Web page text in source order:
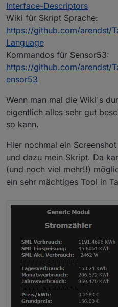
Interface-Descriptors
Wiki für Skript Sprache:
https://github.com/arendst/
Language
Kommandos für Sensor53:
https://github.com/arendst/
ensor53
Wenn man mal die Wiki's
eigentlich alles sehr gut
so kann.
Hier nochmal ein
und dazu mein Skript. Da
(und noch viel mehr!!)
ein sehr mächtiges Tool in